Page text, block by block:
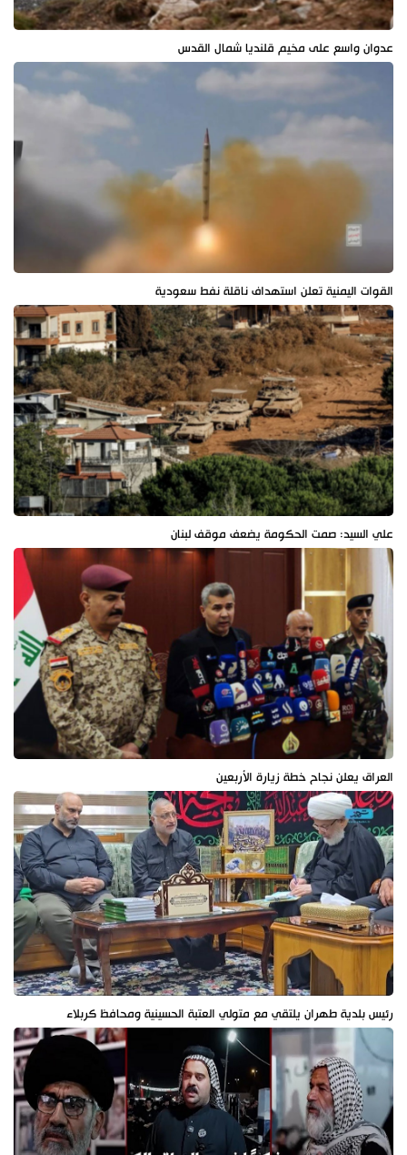
عدوان واسع على مخيم قلنديا شمال القدس
القوات اليمنية تعلن استهداف ناقلة نفط سعودية
علي السيد: صمت الحكومة يضعف موقف لبنان
العراق يعلن نجاح خطة زيارة الأربعين
رئيس بلدية طهران يلتقي مع متولي العتبة الحسينية ومحافظ كربلاء